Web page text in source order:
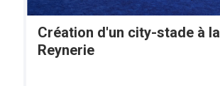
Création d'un city-stade à la
Reynerie